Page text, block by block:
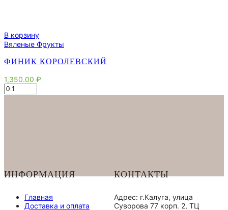
В корзину
Вяленые Фрукты
ФИНИК КОРОЛЕВСКИЙ
1,350.00 ₽
Количество
товара
ИНФОРМАЦИЯ
Главная
Доставка и оплата
КОНТАКТЫ
Адрес: г.Калуга, улица
Суворова 77 корп. 2, ТЦ